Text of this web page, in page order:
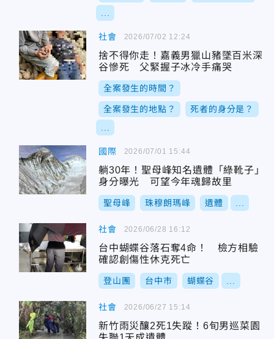
社會
捨不得你走！嘉義男獵山豬墜百米深
谷慘死 父緊握子冰冷手痛哭
全案發生的時間？
全案發生的地點？ 死者的身分是？
2026/07/02 12:24
國際
躺30年！聖母峰知名遺體「綠靴子」
身分曝光 可望今年魂歸故里
聖母峰 珠穆朗瑪峰 遺體
2026/07/01 15:44
社會
台中蝴蝶谷落石奪4命！ 檢方相驗
確認創傷性休克死亡
登山團 台中市 蝴蝶谷
2026/06/28 16:12
社會
新竹雨災釀2死1失蹤！6旬男巡菜園
2026/06/27 15:14